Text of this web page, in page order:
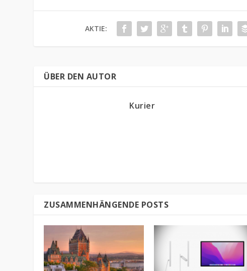
AKTIE:
ÜBER DEN AUTOR
Kurier
ZUSAMMENHÄNGENDE POSTS